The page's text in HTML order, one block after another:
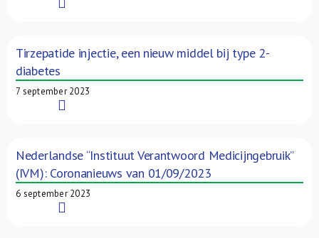
Tirzepatide injectie, een nieuw middel bij type 2-
diabetes
7 september 2023
Nederlandse “Instituut Verantwoord Medicijngebruik”
(IVM): Coronanieuws van 01/09/2023
6 september 2023